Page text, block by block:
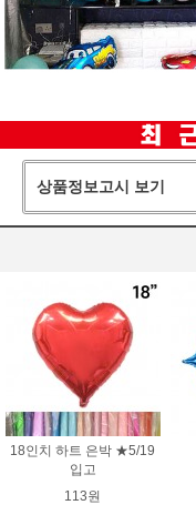
상품정보고시 보기
18인치 하트 은박 ★5/19
입고
113원